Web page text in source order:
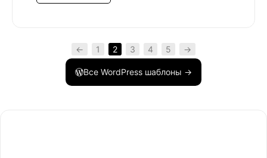
← 1 2 3 4 5 →
Все WordPress шаблоны →